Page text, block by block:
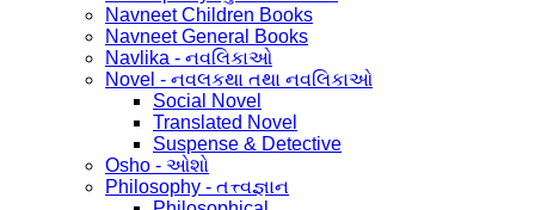
Navneet Children Books
Navneet General Books
Navlika - નવલિકાઓ
Novel - નવલકથા તથા નવલિકાઓ
Social Novel
Translated Novel
Suspense & Detective
Osho - ઓશો
Philosophy - તત્ત્વજ્ઞાન